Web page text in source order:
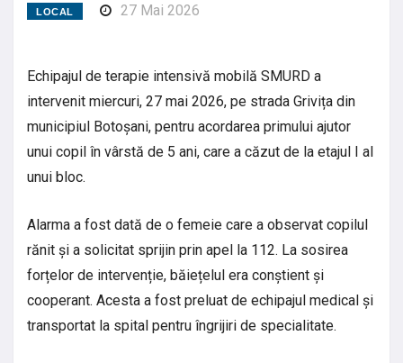
LOCAL 27 Mai 2026
Echipajul de terapie intensivă mobilă SMURD a
intervenit miercuri, 27 mai 2026, pe strada Grivița din
municipiul Botoșani, pentru acordarea primului ajutor
unui copil în vârstă de 5 ani, care a căzut de la etajul I al
unui bloc.
Alarma a fost dată de o femeie care a observat copilul
rănit și a solicitat sprijin prin apel la 112. La sosirea
forțelor de intervenție, băiețelul era conștient și
cooperant. Acesta a fost preluat de echipajul medical și
transportat la spital pentru îngrijiri de specialitate.